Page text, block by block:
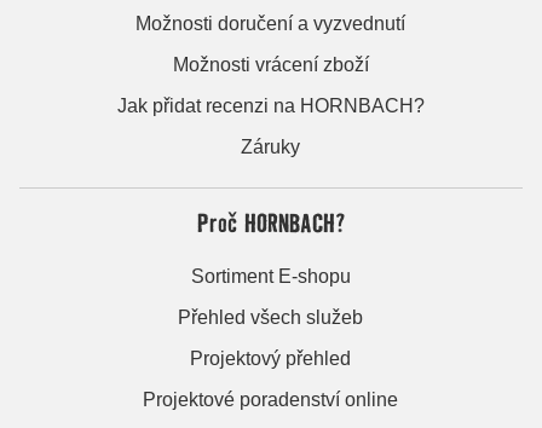
Možnosti doručení a vyzvednutí
Možnosti vrácení zboží
Jak přidat recenzi na HORNBACH?
Záruky
Proč HORNBACH?
Sortiment E-shopu
Přehled všech služeb
Projektový přehled
Projektové poradenství online